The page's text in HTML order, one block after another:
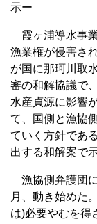
示ー
霞ヶ浦導水事
漁業権が侵害さ
が国に那珂川取
審の和解協議で
水産貞源に影響
て、国側と漁協
ていく方針であ
出する和解案で
漁協側弁護団
月、動き始めた
は)必要やむを得